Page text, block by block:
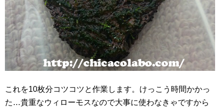
これを10枚分コツコツと作業します。けっこう時間かかっ
た…貴重なウィローモスなので大事に使わなきゃですから